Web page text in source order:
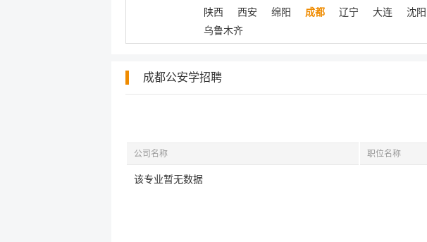
陕西
西安 绵阳 成都 辽宁 大连 沈阳
乌鲁木齐
成都公安学招聘
公司名称 职位名称
该专业暂无数据